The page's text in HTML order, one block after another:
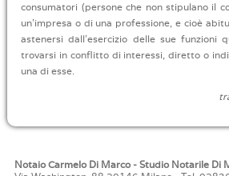
consumatori (persone che non stipulano il
un'impresa o di una professione, e cioè
astenersi dall'esercizio delle sue funzioni
trovarsi in conflitto di interessi, diretto o
una di esse.
Notaio Carmelo Di Marco - Studio Notarile Di